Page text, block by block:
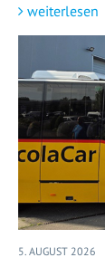
weiterlesen
5. AUGUST 2026